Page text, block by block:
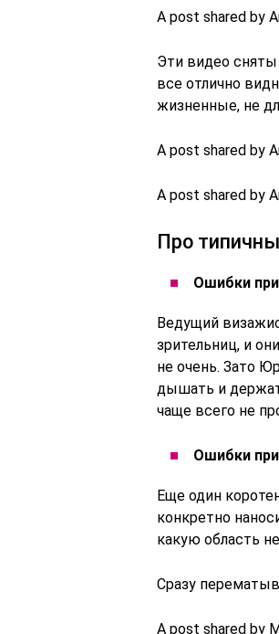
A post shared by
Эти видео
все отлично
жизненные, не
A post shared by
A post shared by
Про
Ошибки
Ведущий
зрительниц, и
не очень. Зато
дышать и
чаще всего не
Ошибки при
Еще один
конкретно
какую область
Сразу
A post shared by